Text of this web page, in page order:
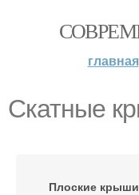
главная
Скатные
Плоские крыши